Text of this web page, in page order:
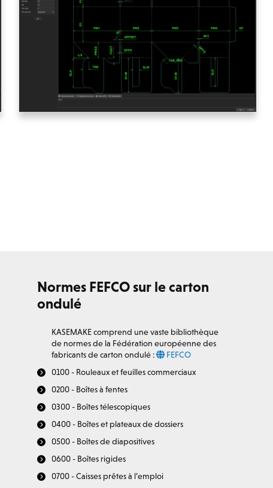
Normes FEFCO sur le carton
ondulé
KASEMAKE comprend une vaste bibliothèque
de normes de la Fédération européenne des
fabricants de carton ondulé :
FEFCO
0100 - Rouleaux et feuilles commerciaux
0200 - Boîtes à fentes
0300 - Boîtes télescopiques
0400 - Boîtes et plateaux de dossiers
0500 - Boîtes de diapositives
0600 - Boîtes rigides
0700 - Caisses prêtes à l’emploi